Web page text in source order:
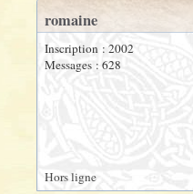
romaine
Inscription : 2002
Messages : 628
Hors ligne